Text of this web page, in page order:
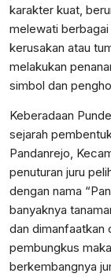
karakter kuat,
melewati
kerusakan atau
melakukan
simbol dan
Keberadaan
sejarah
Pandanrejo,
penuturan juru
dengan nama
banyaknya
dan dimanfaatkan
pembungkus
berkembangnya